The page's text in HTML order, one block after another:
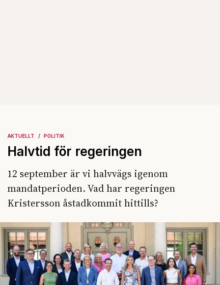
AKTUELLT POLITIK
Halvtid för regeringen
12 september är vi halvvägs igenom
mandatperioden. Vad har regeringen
Kristersson åstadkommit hittills?